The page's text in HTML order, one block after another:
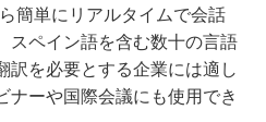
簡単にリアルタイムで会話
スペイン語を含む数十の言語
訳を必要とする企業には適し
ナーや国際会議にも使用でき